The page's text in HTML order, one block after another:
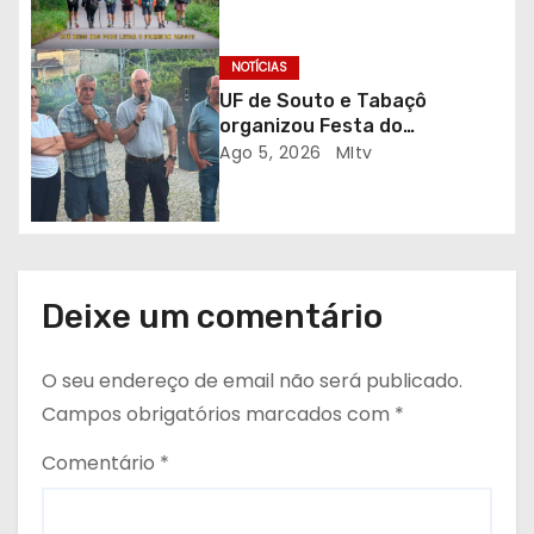
i
g
o
s
NOTÍCIAS
UF de Souto e Tabaçô
organizou Festa do
Emigrante
Ago 5, 2026 MItv
Deixe um comentário
O seu endereço de email não será publicado.
Campos obrigatórios marcados com *
Comentário *